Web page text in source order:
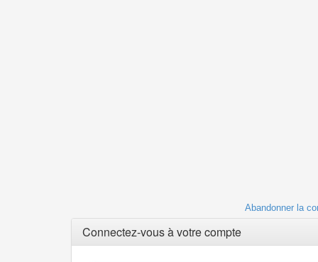
Abandonner la
Connectez-vous à votre compte